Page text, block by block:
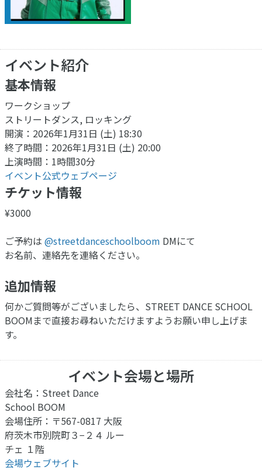
イベント紹介
基本情報
ワークショップ
ストリートダンス, ロッキング
開演：2026年1月31日 (土) 18:30
終了時間：2026年1月31日 (土) 20:00
上演時間：1時間30分
イベント公式ウェブページ
チケット情報
¥3000
ご予約は @streetdanceschoolboom DMにて
お名前、連絡先を連絡ください。
追加情報
何かご質問等がございましたら、STREET DANCE SCHOOL
BOOMまで直接お尋ねいただけますようお願い申し上げま
す。
イベント会場と場所
会社名：Street Dance
School BOOM
会場住所：〒567-0817 大阪
府茨木市別院町３−２４ ルー
チェ １階
会場ウェブサイト